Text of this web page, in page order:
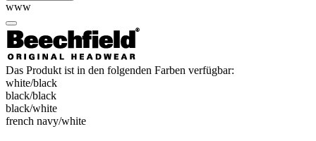
www
Das Produkt ist in den folgenden Farben verfügbar:
white/​black
black/​black
black/​white
french navy/​white